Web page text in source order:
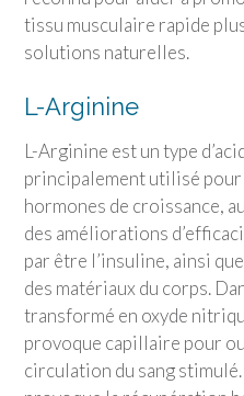
tissu musculaire rapide
solutions naturelles.
L-Arginine
L-Arginine est un type
principalement utilisé
hormones de croissance,
des améliorations
par être l’insuline, ainsi
des matériaux du corps.
transformé en oxyde
provoque capillaire pour
circulation du sang